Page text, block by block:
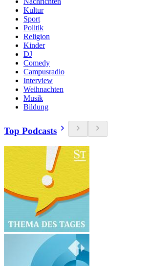
Kultur
Sport
Politik
Religion
Kinder
DJ
Comedy
Campusradio
Interview
Weihnachten
Musik
Bildung
Top Podcasts